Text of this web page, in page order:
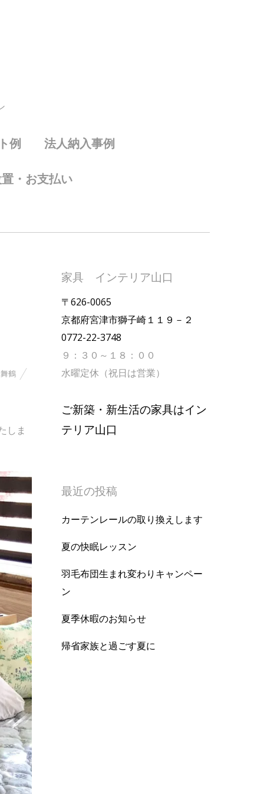
例 法人納入事例
・お支払い
舞鶴
しま
家具 インテリア山口
〒626-0065
京都府宮津市獅子崎１１９－２
0772-22-3748
９：３０～１８：００
水曜定休（祝日は営業）
ご新築・新生活の家具はイン
テリア山口
最近の投稿
カーテンレールの取り換えします
夏の快眠レッスン
羽毛布団生まれ変わりキャンペー
ン
夏季休暇のお知らせ
帰省家族と過ごす夏に